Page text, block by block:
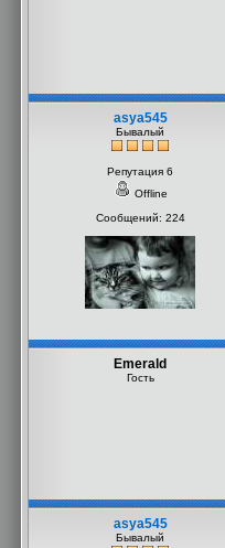
asya545
Бывалый
Репутация 6
Offline
Сообщений: 224
Emerald
Гость
asya545
Бывалый